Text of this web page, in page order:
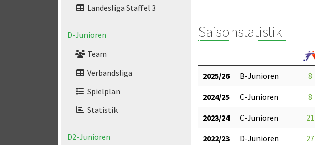
Landesliga Staffel 3
D-Junioren
Team
Verbandsliga
Spielplan
Statistik
D2-Junioren
Saisonstatistik
2025/26 B-Junioren 8
2024/25 C-Junioren 8
2023/24 C-Junioren 21
2022/23 D-Junioren 27